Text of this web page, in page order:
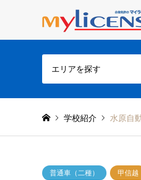
エリアを探す
学校紹介 水原自
普通車（二種） 甲信越